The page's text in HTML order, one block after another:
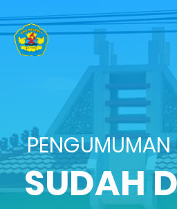
PENGUMUMAN
SUDAH